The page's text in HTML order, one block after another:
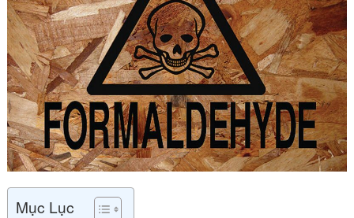
Mục Lục